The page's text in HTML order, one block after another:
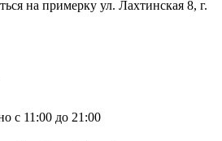
на примерку ул. Лахтинская 8, г.
с 11:00 до 21:00